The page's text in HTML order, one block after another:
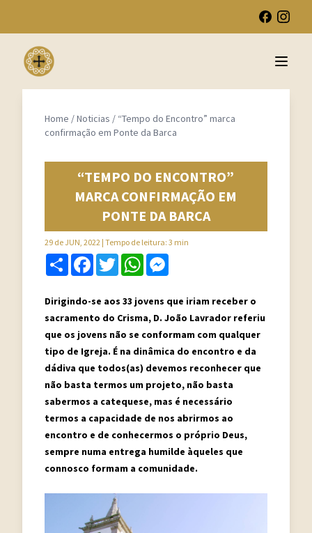
Open
Home /Noticias / “Tempo do Encontro” marca
confirmação em Ponte da Barca
“TEMPO DO ENCONTRO”
MARCA CONFIRMAÇÃO EM
PONTE DA BARCA
29 de JUN, 2022 | Tempo de leitura: 3 min
Share FacebookTwitterWhatsApp
Dirigindo-se aos 33 jovens que iriam receber o
sacramento do Crisma, D. João Lavrador referiu
que os jovens não se conformam com qualquer
tipo de Igreja. É na dinâmica do encontro e da
dádiva que todos(as) devemos reconhecer que
não basta termos um projeto, não basta
sabermos a catequese, mas é necessário
termos a capacidade de nos abrirmos ao
encontro e de conhecermos o próprio Deus,
sempre numa entrega humilde àqueles que
connosco formam a comunidade.